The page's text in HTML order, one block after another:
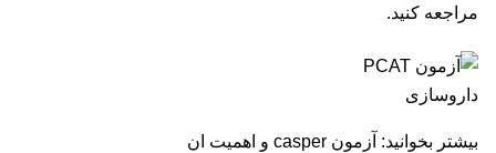
مراجعه کنید.
داروسازی
بیشتر بخوانید: آزمون casper و اهمیت ان